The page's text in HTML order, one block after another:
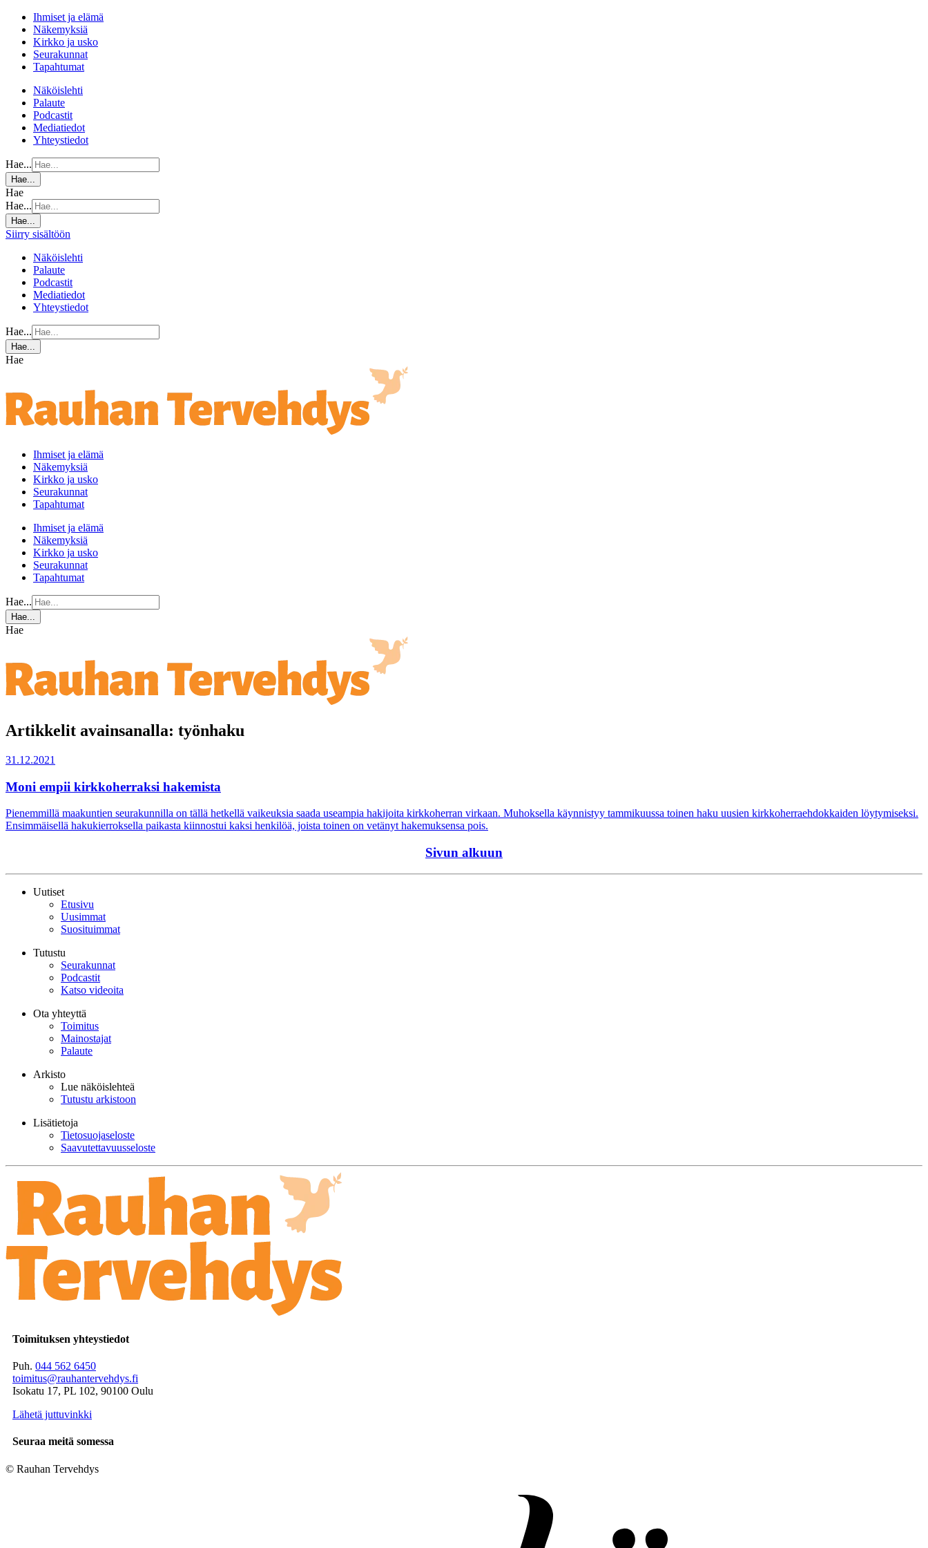
Ihmiset ja elämä
Näkemyksiä
Kirkko ja usko
Seurakunnat
Tapahtumat
Näköislehti
Palaute
Podcastit
Mediatiedot
Yhteystiedot
Hae...
Hae...
Hae
Hae...
Hae...
Siirry sisältöön
Näköislehti
Palaute
Podcastit
Mediatiedot
Yhteystiedot
Hae...
Hae...
Hae
Ihmiset ja elämä
Näkemyksiä
Kirkko ja usko
Seurakunnat
Tapahtumat
Ihmiset ja elämä
Näkemyksiä
Kirkko ja usko
Seurakunnat
Tapahtumat
Hae...
Hae...
Hae
Artikkelit avainsanalla: työnhaku
31.12.2021
Moni empii kirkkoherraksi hakemista
Pienemmillä maakuntien seurakunnilla on tällä hetkellä vaikeuksia saada useampia hakijoita kirkkoherran virkaan. Muhoksella käynnistyy tammikuussa toinen haku uusien kirkkoherraehdokkaiden löytymiseksi.
Ensimmäisellä hakukierroksella paikasta kiinnostui kaksi henkilöä, joista toinen on vetänyt hakemuksensa pois.
Sivun alkuun
Uutiset
Etusivu
Uusimmat
Suosituimmat
Tutustu
Seurakunnat
Podcastit
Katso videoita
Ota yhteyttä
Toimitus
Mainostajat
Palaute
Arkisto
Lue näköislehteä
Tutustu arkistoon
Lisätietoja
Tietosuojaseloste
Saavutettavuusseloste
Toimituksen yhteystiedot
Puh. 044 562 6450
toimitus@rauhantervehdys.fi
Isokatu 17, PL 102, 90100 Oulu
Lähetä juttuvinkki
Seuraa meitä somessa
© Rauhan Tervehdys